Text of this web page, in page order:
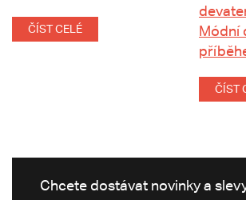
ČÍST CELÉ
Módní
ČÍST
Chcete dostávat novinky a